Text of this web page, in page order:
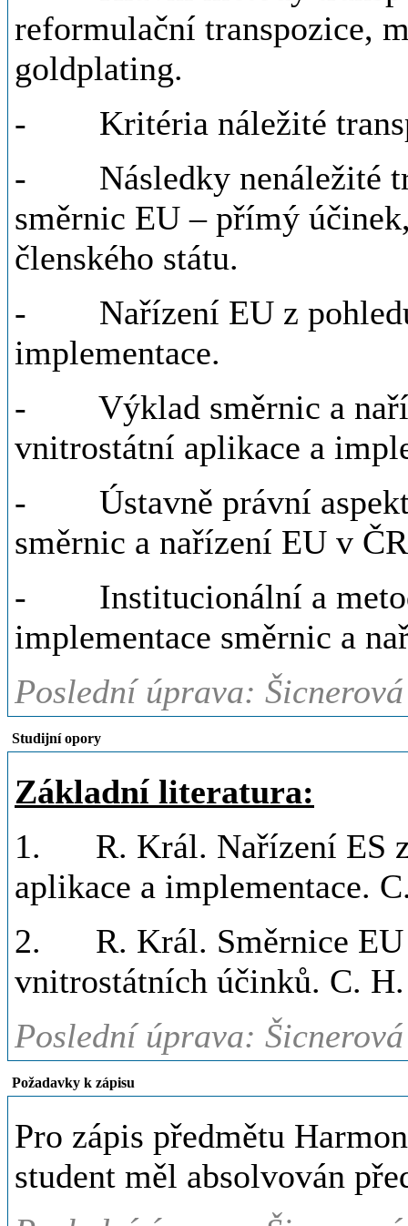
reformulační transpozice,
goldplating.
- Kritéria náležité
- Následky nenáležité
směrnic EU – přímý
členského státu.
- Nařízení EU z pohledu
implementace.
- Výklad směrnic a
vnitrostátní aplikace a
- Ústavně právní
směrnic a nařízení EU v
- Institucionální a
implementace směrnic a
Poslední úprava:
Studijní opory
Základní literatura:
1. R. Král. Nařízení ES z
aplikace a implementace.
2. R. Král. Směrnice EU
vnitrostátních účinků. C.
Poslední úprava:
Požadavky k zápisu
Pro zápis předmětu
student měl absolvován